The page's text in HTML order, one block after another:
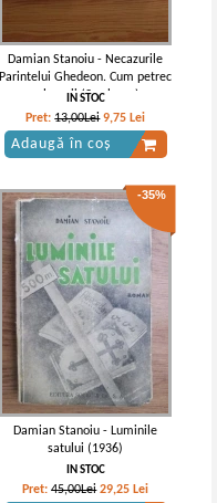
Damian Stanoiu - Necazurile
Parintelui Ghedeon. Cum petrec
calugarii (2 volume)
IN STOC
Pret:13,00Lei 9,75 Lei
Adaugă în coș
-35%
Damian Stanoiu - Luminile
satului (1936)
IN STOC
Pret:45,00Lei 29,25 Lei